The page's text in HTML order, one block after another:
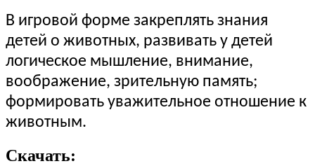
В игровой форме закреплять знания
детей о животных, развивать у детей
логическое мышление, внимание,
воображение, зрительную память;
формировать уважительное отношение к
животным.
Скачать: